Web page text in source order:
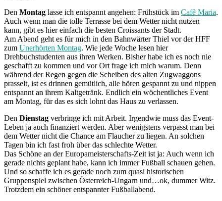
Den Montag lasse ich entspannt angehen: Frühstück im Cafè Maria.
Auch wenn man die tolle Terrasse bei dem Wetter nicht nutzen
kann, gibt es hier einfach die besten Croissants der Stadt.
Am Abend geht es für mich in den Bahnwärter Thiel vor der HFF
zum Unerhörten Montag. Wie jede Woche lesen hier
Drehbuchstudenten aus ihren Werken. Bisher habe ich es noch nie
geschafft zu kommen und vor Ort frage ich mich warum. Denn
während der Regen gegen die Scheiben des alten Zugwaggons
prasselt, ist es drinnen gemütlich, alle hören gespannt zu und nippen
entspannt an ihrem Kaltgetränk. Endlich ein wöchentliches Event
am Montag, für das es sich lohnt das Haus zu verlassen.
Den Dienstag verbringe ich mit Arbeit. Irgendwie muss das Event-
Leben ja auch finanziert werden. Aber wenigstens verpasst man bei
dem Wetter nicht die Chance am Flaucher zu liegen. An solchen
Tagen bin ich fast froh über das schlechte Wetter.
Das Schöne an der Europameisterschafts-Zeit ist ja: Auch wenn ich
gerade nichts geplant habe, kann ich immer Fußball schauen gehen.
Und so schaffe ich es gerade noch zum quasi historischen
Gruppenspiel zwischen Österreich-Ungarn und…ok, dummer Witz.
Trotzdem ein schöner entspannter Fußballabend.